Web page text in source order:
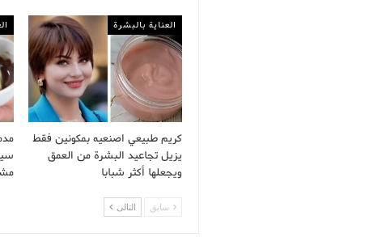
العناية بالبشرة
كريم طبيعي اصنعيه بمكونين فقط
يزيل تجاعيد البشرة من العمق
ويجعلها أكثر شبابا
سابق التالى